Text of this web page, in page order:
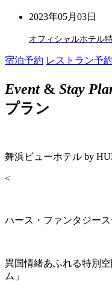
2023年05月03日
オフィシャルホテル
宿泊予約 レストラン予約
Event& Stay
プラン
舞浜ビューホテル by
<
ハース・ファンタジー
異国情緒あふれる特別
ム」